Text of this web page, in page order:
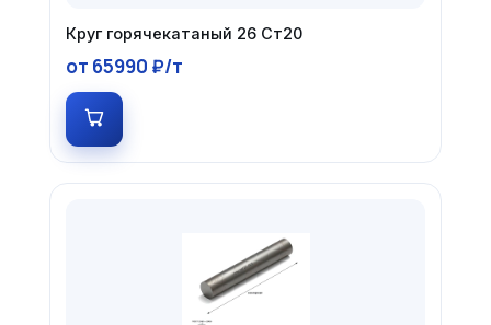
Круг горячекатаный 26 Ст20
от 65990 ₽/т